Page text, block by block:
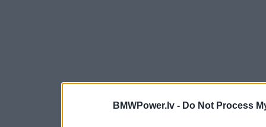
BMWPower.lv - Do Not Process